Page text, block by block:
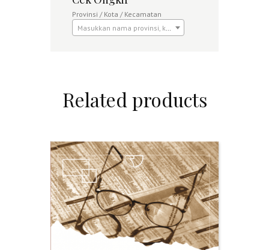
Provinsi / Kota / Kecamatan
Masukkan nama provinsi, kota atau kecamatan
Related products